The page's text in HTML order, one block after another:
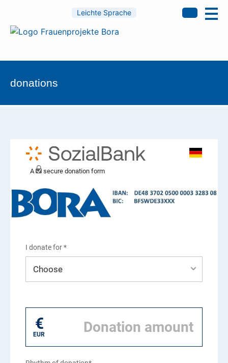
Leichte Sprache
donations